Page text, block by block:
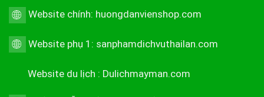
Website chính: huongdanvienshop.com
Website phụ 1: sanphamdichvuthailan.com
Website du lịch : Dulichmayman.com